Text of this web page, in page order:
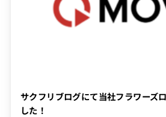
サクフリブログにて当社フラワーズ
した！